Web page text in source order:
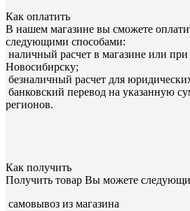
Как оплатить
В нашем магазине вы сможете
следующими способами:
наличный расчет в магазине или
Новосибирску;
безналичный расчет для
банковский перевод на указанную
регионов.
Как получить
Получить товар Вы можете
самовывоз из магазина